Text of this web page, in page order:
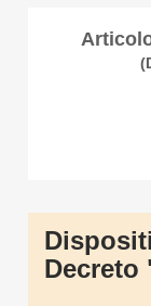
Decreto